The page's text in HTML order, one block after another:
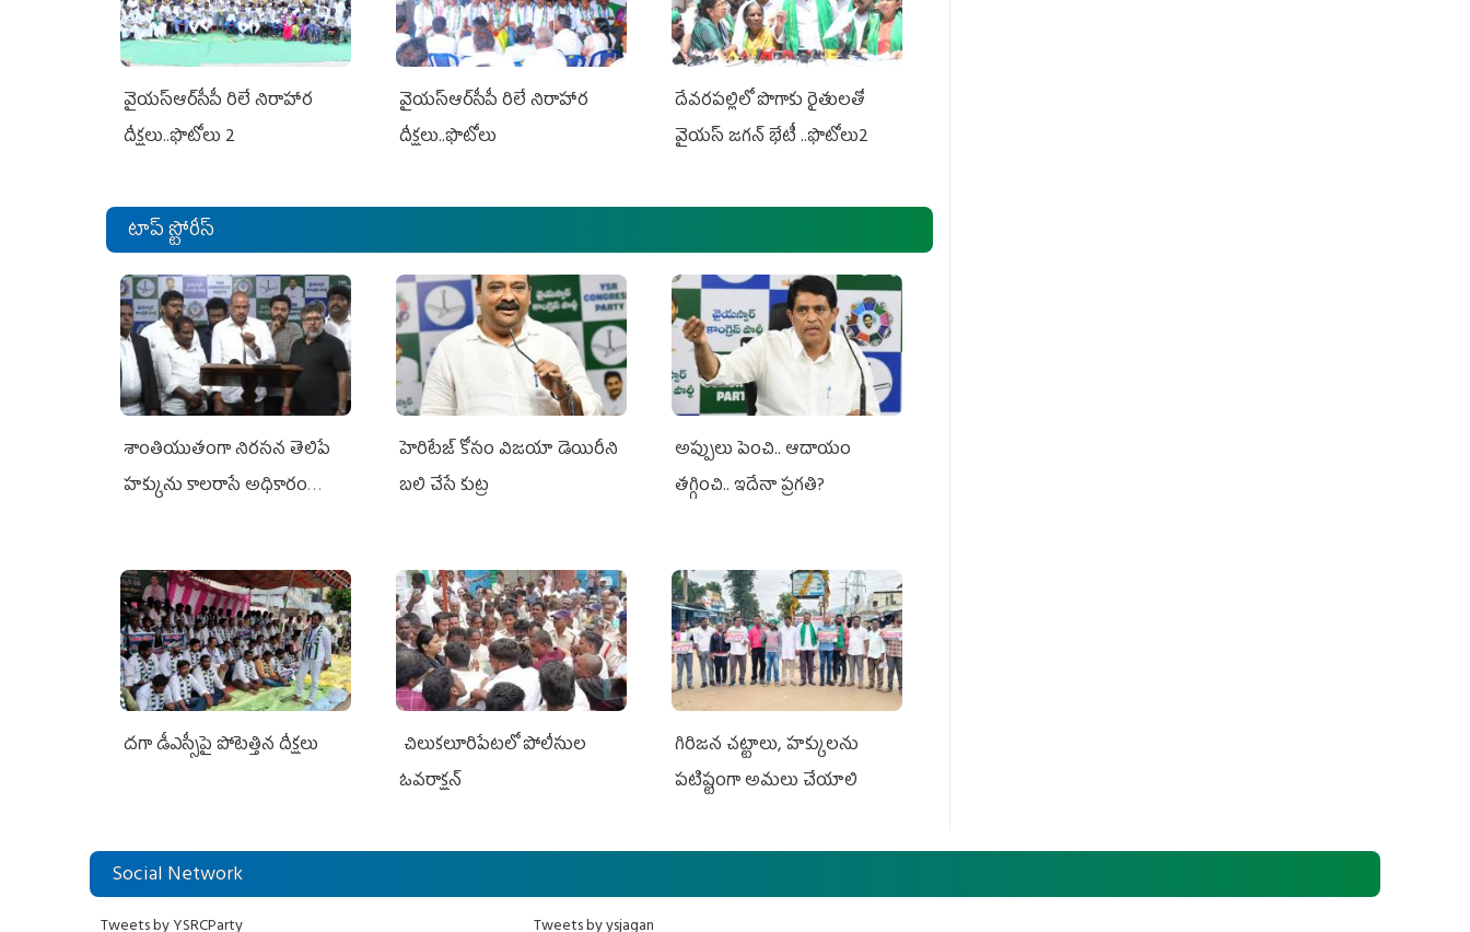
వైయ‌స్ఆర్‌సీపీ రిలే నిరాహార
దీక్షలు..ఫొటోలు 2
వైయ‌స్ఆర్‌సీపీ రిలే నిరాహార
దీక్షలు..ఫొటోలు
దేవరపల్లిలో పొగాకు రైతులతో
వైయస్ జగన్ భేటీ ..ఫొటోలు2
టాప్ స్టోరీస్
శాంతియుతంగా నిరసన తెలిపే
హక్కును కాలరాసే అధికారం
హెరిటేజ్ కోసం విజయా డెయిరీని
బలి చేసే కుట్ర‌
అప్పులు పెంచి.. ఆదాయం
తగ్గించి.. ఇదేనా ప్రగతి?
దగా డీఎస్సీపై పోటెత్తిన దీక్షలు
చిలుక‌లూరిపేట‌లో పోలీసుల
ఓవ‌రాక్ష‌న్‌
గిరిజన చట్టాలు, హక్కులను
పటిష్టంగా అమలు చేయాలి
Social Network